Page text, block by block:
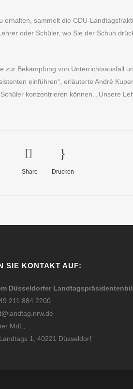
sammelt die CDU-
oder Schüler, wo Sie der Schuh
Bekämpfung von Unterrichtsausfall
einführen“, erläuterte André Kuper
konzentrieren können. „Unsere
Share Drucken
SIE KONTAKT AUF:
Düsseldorfer
211 884 2200
MdL,
1, 40221 Düsseldorf